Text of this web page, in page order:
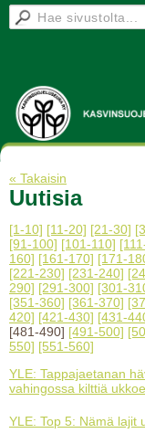
« Takaisin
Uutisia
[1-10] [11-20] [21-30]
[91-100] [101-110]
160] [161-170] [171-
[221-230] [231-240]
290] [291-300] [301-
[351-360] [361-370]
420] [421-430] [431-
[481-490] [491-500]
550] [551-560]
YLE: Tappajaetanan
vahingossa kilttiä
YLE: Top 5: Nämä lajit